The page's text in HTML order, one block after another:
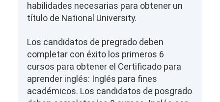
habilidades necesarias para obtener un
título de National University.
Los candidatos de pregrado deben
completar con éxito los primeros 6
cursos para obtener el Certificado para
aprender inglés: Inglés para fines
académicos. Los candidatos de posgrado